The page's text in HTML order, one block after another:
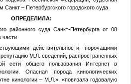
Санкт – Петербургского городского суда
ОПРЕДЕЛИЛА:
районного суда Санкт-Петербурга от 08
действительности, порочащими
М.Л. сведений, распространенных
сети общего пользования Интернет в
Опасная порода кинологических
кинологии – М.Л. », «повязала годовалую